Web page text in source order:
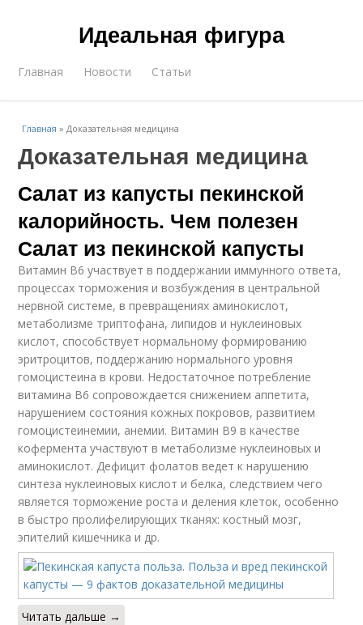
Идеальная фигура
Главная Новости Статьи
Главная »Доказательная медицина
Доказательная медицина
Салат из капусты пекинской
калорийность. Чем полезен
Салат из пекинской капусты
Витамин В6 участвует в поддержании иммунного ответа,
процессах торможения и возбуждения в центральной
нервной системе, в превращениях аминокислот,
метаболизме триптофана, липидов и нуклеиновых
кислот, способствует нормальному формированию
эритроцитов, поддержанию нормального уровня
гомоцистеина в крови. Недостаточное потребление
витамина В6 сопровождается снижением аппетита,
нарушением состояния кожных покровов, развитием
гомоцистеинемии, анемии. Витамин В9 в качестве
кофермента участвуют в метаболизме нуклеиновых и
аминокислот. Дефицит фолатов ведет к нарушению
синтеза нуклеиновых кислот и белка, следствием чего
является торможение роста и деления клеток, особенно
в быстро пролифелирующих тканях: костный мозг,
эпителий кишечника и др.
Читать дальше →